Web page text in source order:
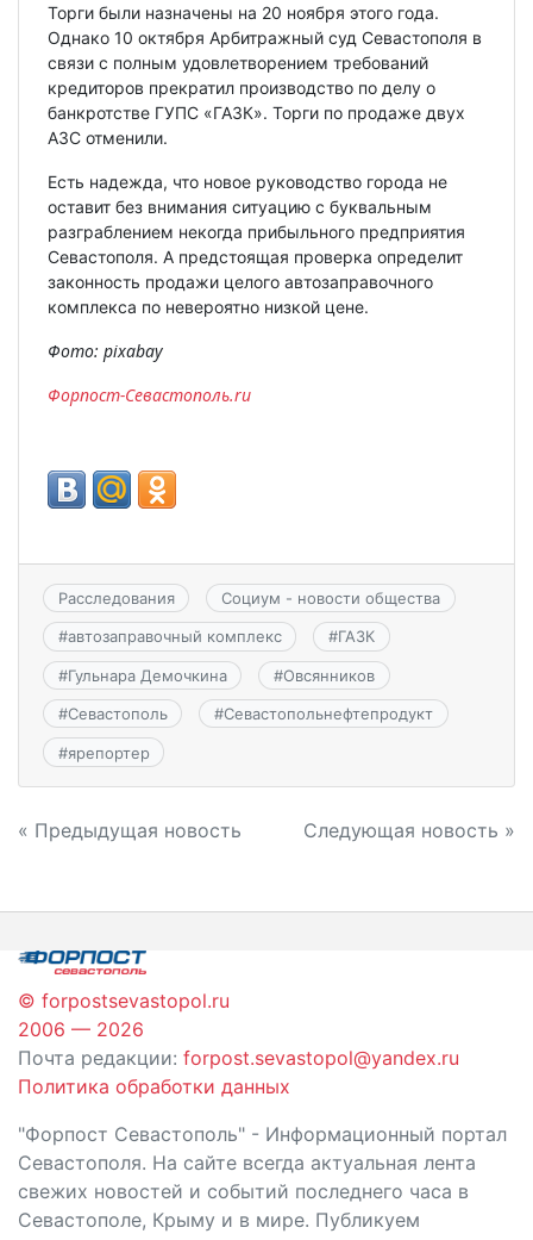
Торги были назначены на 20 ноября этого года.
Однако 10 октября Арбитражный суд Севастополя в
связи с полным удовлетворением требований
кредиторов прекратил производство по делу о
банкротстве ГУПС «ГАЗК». Торги по продаже двух
АЗС отменили.
Есть надежда, что новое руководство города не
оставит без внимания ситуацию с буквальным
разграблением некогда прибыльного предприятия
Севастополя. А предстоящая проверка определит
законность продажи целого автозаправочного
комплекса по невероятно низкой цене.
Фото: pixabay
Форпост-Севастополь.ru
Расследования Социум - новости общества
#автозаправочный комплекс #ГАЗК
#Гульнара Демочкина #Овсянников
#Севастополь #Севастопольнефтепродукт
#ярепортер
Навигация
записям
« Предыдущая новость Следующая новость »
© forpostsevastopol.ru
2006 — 2026
Почта редакции: forpost.sevastopol@yandex.ru
Политика обработки данных
"Форпост Севастополь" - Информационный портал
Севастополя. На сайте всегда актуальная лента
свежих новостей и событий последнего часа в
Севастополе, Крыму и в мире. Публикуем